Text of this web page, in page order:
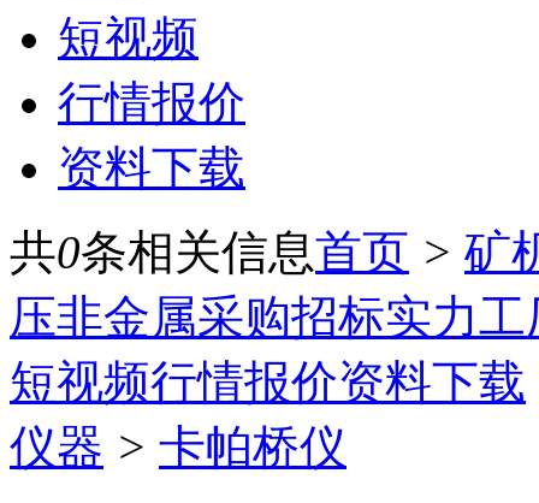
短视频
行情报价
资料下载
共0条相关信息首页 > 矿
压非金属采购招标实力工
短视频行情报价资料下载
仪器 > 卡帕桥仪